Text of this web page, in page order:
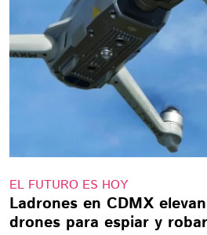
EL FUTURO ES HOY
Ladrones en CDMX
drones para espiar y